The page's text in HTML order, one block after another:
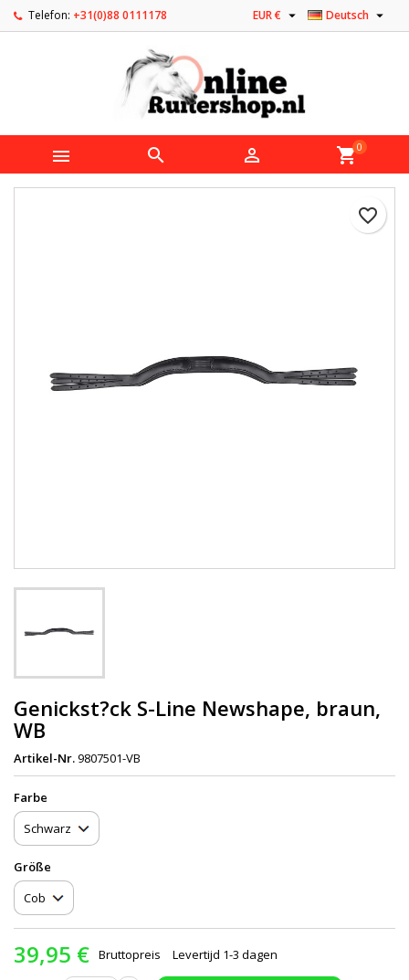
Telefon: +31(0)88 0111178 Deutsch 
EUR € 
   shopping_cart0
favorite_border
Genickst?ck S-Line Newshape, braun,
WB
Artikel-Nr.9807501-VB
Farbe
Größe
39,95 € Bruttopreis Levertijd 1-3 dagen